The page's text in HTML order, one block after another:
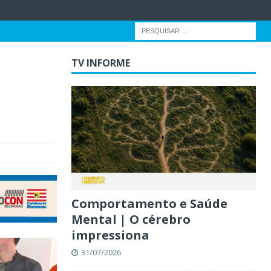
TV INFORME
Comportamento e Saúde
Mental | O cérebro
impressiona
31/07/2026